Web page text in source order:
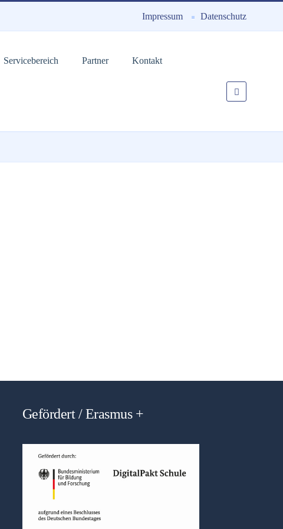
Impressum Datenschutz
Servicebereich Partner Kontakt
Gefördert / Erasmus +